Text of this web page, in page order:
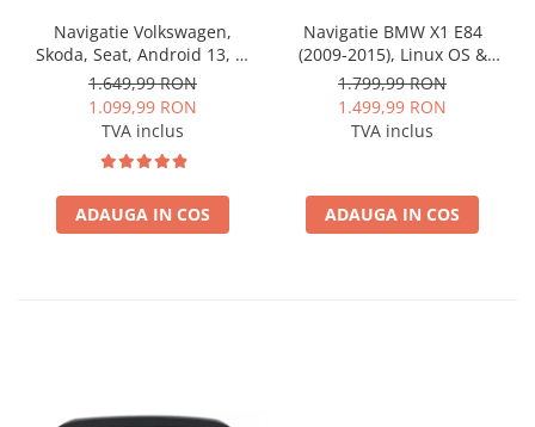
Navigatie Volkswagen,
Skoda, Seat, Android 13, S-
Quadcore / 4GB RAM +
64GB ROM, 9 Inch - AD-
BGSW94L
1.649,99 RON
1.099,99 RON
TVA inclus
ADAUGA IN COS
Navigatie BMW X1 E84
(2009-2015), Linux OS &
OEM, Varianta iDrive,
CarPlay & Android Auto
Wireless, MirrorLink,
BGRKITBM004
1.799,99 RON
1.499,99 RON
TVA inclus
ADAUGA IN COS